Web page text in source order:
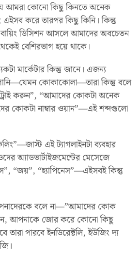
আমরা কোনো কিছু কিনতে অনেক
করে তারপর কিছু কিনি। কিন্তু
ডিসিশন আসলে আমাদের অবচেতন
বেশিরভাগ হয়ে থাকে।
মার্কেটার কিন্তু জানে। এজন্য
কোকাকোলা—তারা কিন্তু বলে
করুন”, “আমাদের কোকটা অনেক
কোকটা নাম্বার ওয়ান”—এই শব্দগুলো
এই ট্যাগলাইনটা ব্যবহার
অ্যাডভার্টাইজমেন্টের মেসেজে
“জয়”, “হ্যাপিনেস”—এইসবই কিন্তু
বলে না—”আমাদের কোক
আপনাকে জোর করে কোনো কিছু
তারা পারবে ইনডিরেক্টলি, ইউজিং দ্য